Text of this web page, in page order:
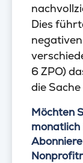
Dies
negativen
6 ZPO)
die
Möchten
monatlich